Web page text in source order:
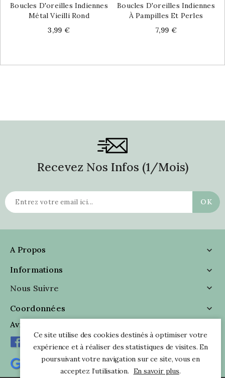
Boucles D'oreilles Indiennes
Métal Vieilli Rond
Price
3,99 €
Boucles D'oreilles Indiennes
À Pampilles Et Perles
Price
7,99 €
Recevez Nos Infos (1/mois)
A Propos

Informations

Nous Suivre

Coordonnées

Avis Clients
Ce site utilise des cookies destinés à optimiser votre
expérience et à réaliser des statistiques de visites. En
poursuivant votre navigation sur ce site, vous en
acceptez l’utilisation. En savoir plus.